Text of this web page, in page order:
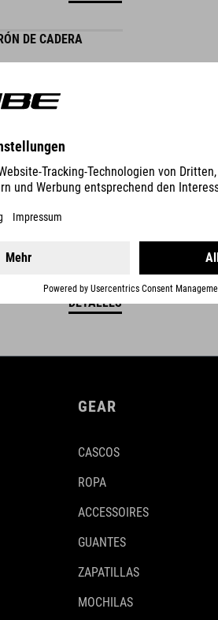
DE CADERA
DETALLES
GEAR
CASCOS
ROPA
ACCESSOIRES
GUANTES
ZAPATILLAS
MOCHILAS